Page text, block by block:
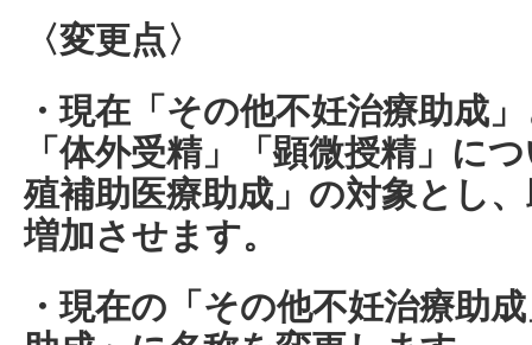
〈変更点〉
・現在「その他不妊治療助成
「体外受精」「顕微授精」に
殖補助医療助成」の対象とし
増加させます。
・現在の「その他不妊治療助